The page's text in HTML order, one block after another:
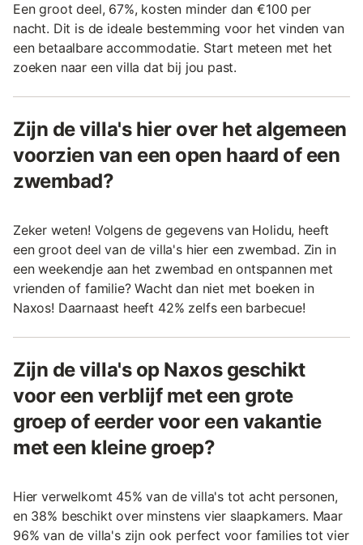
Een groot deel, 67%, kosten minder dan €100 per
nacht. Dit is de ideale bestemming voor het vinden van
een betaalbare accommodatie. Start meteen met het
zoeken naar een villa dat bij jou past.
Zijn de villa's hier over het algemeen
voorzien van een open haard of een
zwembad?
Zeker weten! Volgens de gegevens van Holidu, heeft
een groot deel van de villa's hier een zwembad. Zin in
een weekendje aan het zwembad en ontspannen met
vrienden of familie? Wacht dan niet met boeken in
Naxos! Daarnaast heeft 42% zelfs een barbecue!
Zijn de villa's op Naxos geschikt
voor een verblijf met een grote
groep of eerder voor een vakantie
met een kleine groep?
Hier verwelkomt 45% van de villa's tot acht personen,
en 38% beschikt over minstens vier slaapkamers. Maar
96% van de villa's zijn ook perfect voor families tot vier